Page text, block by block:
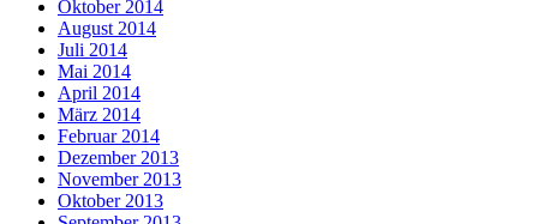
Oktober 2014
August 2014
Juli 2014
Mai 2014
April 2014
März 2014
Februar 2014
Dezember 2013
November 2013
Oktober 2013